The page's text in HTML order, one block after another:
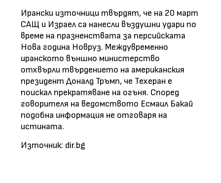
Ирански източници твърдят, че на 20 март
САЩ и Израел са нанесли въздушни удари по
време на празненствата за персийската
Нова година Новруз. Междувременно
иранското външно министерство
отхвърли твърдението на американския
президент Доналд Тръмп, че Техеран е
поискал прекратяване на огъня. Според
говорителя на ведомството Есмаил Бакай
подобна информация не отговаря на
истината.
Източник: dir.bg